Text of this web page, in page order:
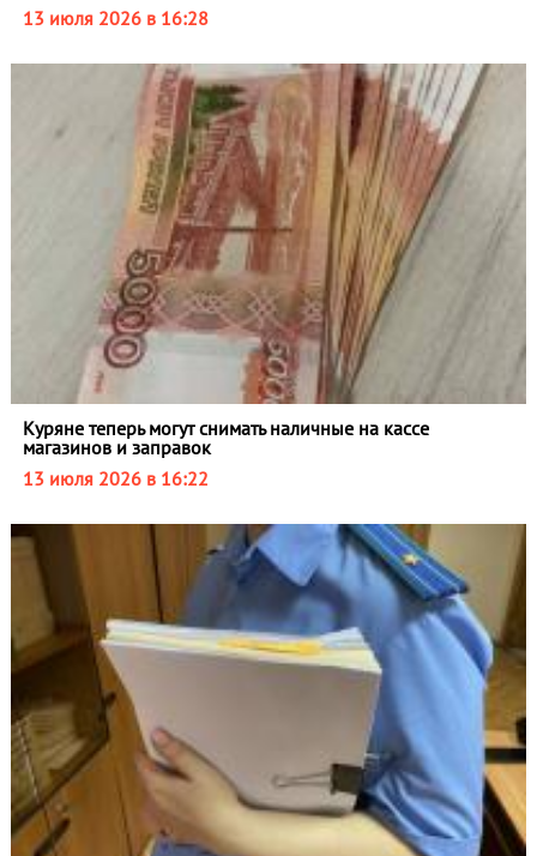
13 июля 2026 в 16:28
Куряне теперь могут снимать наличные на кассе
магазинов и заправок
13 июля 2026 в 16:22